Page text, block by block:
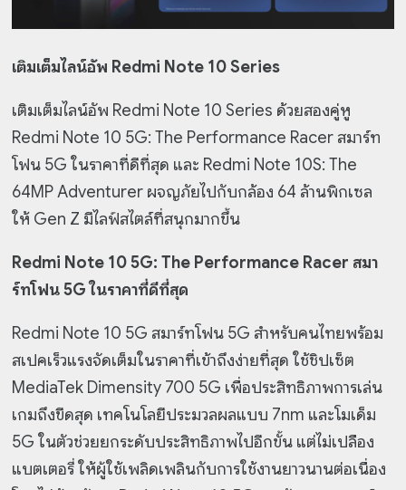
เติมเต็มไลน์อัพ Redmi Note 10 Series
เติมเต็มไลน์อัพ Redmi Note 10 Series ด้วยสองคู่หู
Redmi Note 10 5G: The Performance Racer สมาร์ท
โฟน 5G ในราคาที่ดีที่สุด และ Redmi Note 10S: The
64MP Adventurer ผจญภัยไปกับกล้อง 64 ล้านพิกเซล
ให้ Gen Z มีไลฟ์สไตล์ที่สนุกมากขึ้น
Redmi Note 10 5G: The Performance Racer สมา
ร์ทโฟน 5G ในราคาที่ดีที่สุด
Redmi Note 10 5G สมาร์ทโฟน 5G สำหรับคนไทยพร้อม
สเปคเร็วแรงจัดเต็มในราคาที่เข้าถึงง่ายที่สุด ใช้ชิปเซ็ต
MediaTek Dimensity 700 5G เพื่อประสิทธิภาพการเล่น
เกมถึงขีดสุด เทคโนโลยีประมวลผลแบบ 7nm และโมเด็ม
5G ในตัวช่วยยกระดับประสิทธิภาพไปอีกขั้น แต่ไม่เปลือง
แบตเตอรี่ ให้ผู้ใช้เพลิดเพลินกับการใช้งานยาวนานต่อเนื่อง